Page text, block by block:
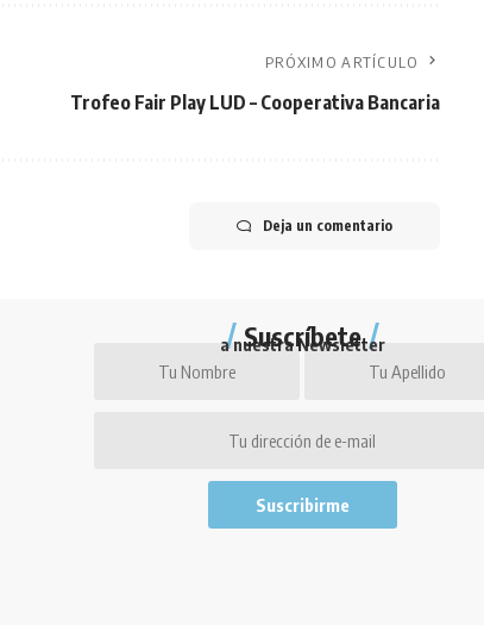
PRÓXIMO ARTÍCULO
Trofeo Fair Play LUD – Cooperativa Bancaria
Deja un comentario
Suscríbete
a nuestra Newsletter